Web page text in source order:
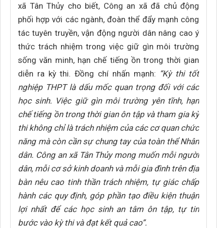
xã Tân Thủy cho biết, Công an xã đã chủ động
phối hợp với các ngành, đoàn thể đẩy mạnh công
tác tuyên truyền, vận động người dân nâng cao ý
thức trách nhiệm trong việc giữ gìn môi trường
sống văn minh, hạn chế tiếng ồn trong thời gian
diễn ra kỳ thi. Đồng chí nhấn mạnh: “Kỳ thi tốt
nghiệp THPT là dấu mốc quan trọng đối với các
học sinh. Việc giữ gìn môi trường yên tĩnh, hạn
chế tiếng ồn trong thời gian ôn tập và tham gia kỳ
thi không chỉ là trách nhiệm của các cơ quan chức
năng mà còn cần sự chung tay của toàn thể Nhân
dân. Công an xã Tân Thủy mong muốn mỗi người
dân, mỗi cơ sở kinh doanh và mỗi gia đình trên địa
bàn nêu cao tinh thần trách nhiệm, tự giác chấp
hành các quy định, góp phần tạo điều kiện thuận
lợi nhất để các học sinh an tâm ôn tập, tự tin
bước vào kỳ thi và đạt kết quả cao”.